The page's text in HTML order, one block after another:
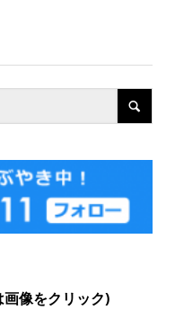
像をクリック)